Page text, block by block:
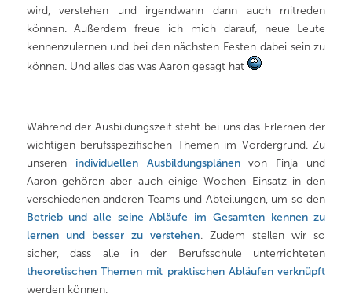
wird, verstehen und irgendwann dann auch mitreden
können. Außerdem freue ich mich darauf, neue Leute
kennenzulernen und bei den nächsten Festen dabei sein zu
können. Und alles das was Aaron gesagt hat
Während der Ausbildungszeit steht bei uns das Erlernen der
wichtigen berufsspezifischen Themen im Vordergrund. Zu
unseren individuellen Ausbildungsplänenvon Finja und
Aaron gehören aber auch einige Wochen Einsatz in den
verschiedenen anderen Teams und Abteilungen, um so den
Betrieb und alle seine Abläufe im Gesamten kennen zu
lernen und besser zu verstehen. Zudem stellen wir so
sicher, dass alle in der Berufsschule unterrichteten
theoretischen Themen mit praktischen Abläufen verknüpft
werden können.